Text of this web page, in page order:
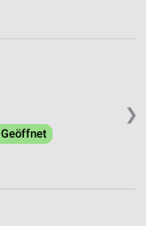
❯
Geöffnet